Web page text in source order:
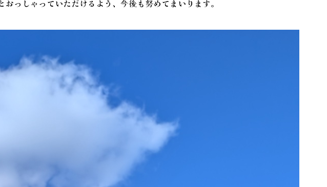
っしゃっていただけるよう、今後も努めてまいります。